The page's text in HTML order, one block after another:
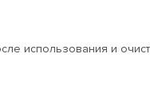
использования и